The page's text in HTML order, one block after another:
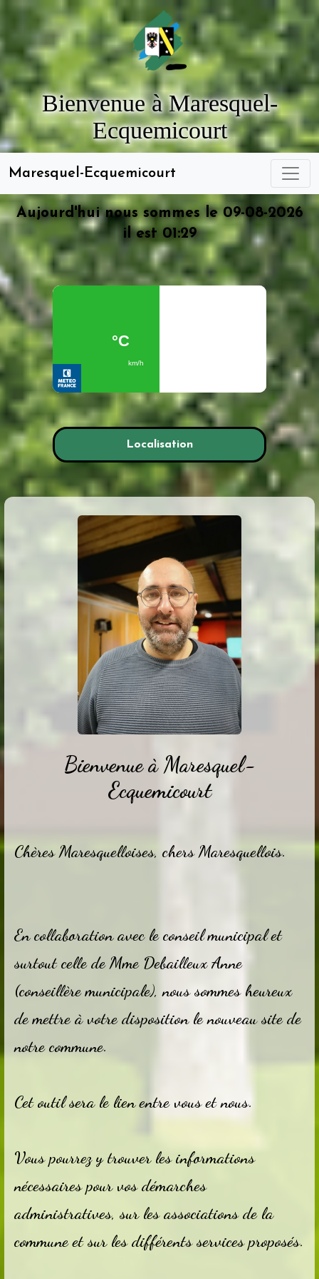
Bienvenue à Maresquel-
Ecquemicourt
Maresquel-Ecquemicourt
Aujourd'hui nous sommes le 09-08-2026
il est 01:29
Localisation
Bienvenue à Maresquel-
Ecquemicourt
Chères Maresquelloises, chers Maresquellois.
En collaboration avec le conseil municipal et
surtout celle de Mme Debailleux Anne
(conseillère municipale), nous sommes heureux
de mettre à votre disposition le nouveau site de
notre commune.
Cet outil sera le lien entre vous et nous.
Vous pourrez y trouver les informations
nécessaires pour vos démarches
administratives, sur les associations de la
commune et sur les différents services proposés.